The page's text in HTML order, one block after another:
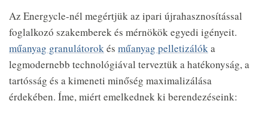
Az Energycle-nél megértjük az ipari újrahasznosítással
foglalkozó szakemberek és mérnökök egyedi igényeit.
műanyag granulátorokés műanyag pelletizálóka
legmodernebb technológiával terveztük a hatékonyság, a
tartósság és a kimeneti minőség maximalizálása
érdekében. Íme, miért emelkednek ki berendezéseink: